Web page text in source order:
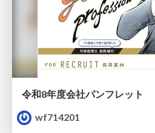
令和8年度会社パンフレット
wf714201